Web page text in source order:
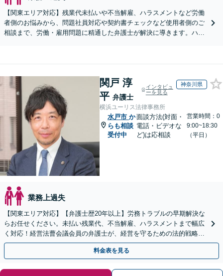
【関東エリア対応】残業代未払いや不当解雇、ハラスメントなど労働
者側のお悩みから、問題社員対応や契約書チェックなど使用者側のご
相談まで、労働・雇用問題に精通した弁護士が解決に導きます。ハラ
関戸 淳
平 弁護士
インタビュ
ーを見る
神奈川県
横浜ユーリス法律事務所
水戸市 か
らも相談
受付中
面談方法(対面・
電話・ビデオな
ど)は応相談
営業時間：0
9:00~18:30
（平日）
業務上過失
【関東エリア対応】【弁護士歴20年以上】労務トラブルの早期解決な
らお任せください。未払い残業代、不当解雇、ハラスメントまで幅広
く対応！経営法曹会議会員の弁護士が、経営を守るための法的戦略を
提案します【夜間や休日相談も対応可能】
料金表を見る